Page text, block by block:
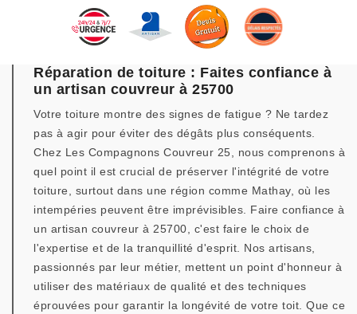
Réparation de toiture : Faites confiance à
un artisan couvreur à 25700
Votre toiture montre des signes de fatigue ? Ne tardez
pas à agir pour éviter des dégâts plus conséquents.
Chez Les Compagnons Couvreur 25, nous comprenons à
quel point il est crucial de préserver l'intégrité de votre
toiture, surtout dans une région comme Mathay, où les
intempéries peuvent être imprévisibles. Faire confiance à
un artisan couvreur à 25700, c'est faire le choix de
l'expertise et de la tranquillité d'esprit. Nos artisans,
passionnés par leur métier, mettent un point d'honneur à
utiliser des matériaux de qualité et des techniques
éprouvées pour garantir la longévité de votre toit. Que ce